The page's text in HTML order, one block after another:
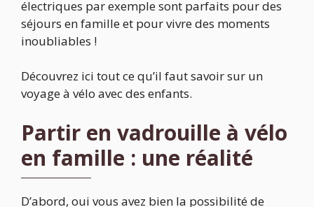
électriques par exemple sont parfaits pour des
séjours en famille et pour vivre des moments
inoubliables !
Découvrez ici tout ce qu’il faut savoir sur un
voyage à vélo avec des enfants.
Partir en vadrouille à vélo
en famille : une réalité
D’abord, oui vous avez bien la possibilité de